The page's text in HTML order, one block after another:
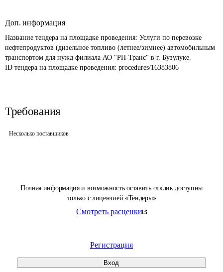
Полная информация и возможность оставить отклик доступны
только с лицензией «Тендеры»
Смотреть расценки
Регистрация
Вход
Доп. информация
Название тендера на площадке проведения: Услуги по перевозке
нефтепродуктов (дизельное топливо (летнее/зимнее) автомобильным
транспортом для нужд филиала АО "РН-Транс" в г. Бузулуке.
ID тендера на площадке проведения: procedures/16383806
Требования
Несколько поставщиков